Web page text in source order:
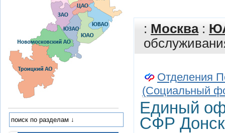
: Москва:
Отделения
(Социальный
Единый
СФР